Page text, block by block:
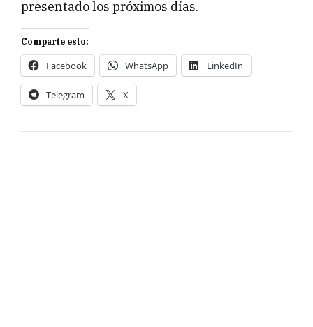
presentado los próximos días.
Comparte esto:
Facebook WhatsApp LinkedIn
Telegram X